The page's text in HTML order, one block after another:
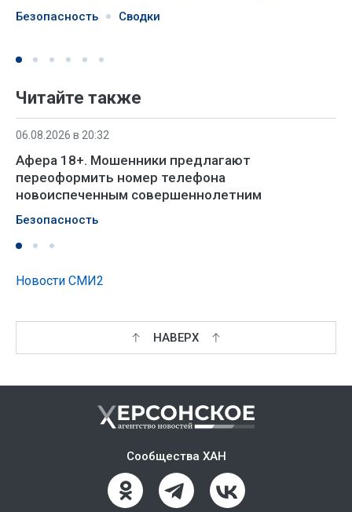
Безопасность Сводки
Читайте также
06.08.2026 в 20:32
Афера 18+. Мошенники предлагают
переоформить номер телефона
новоиспеченным совершеннолетним
Безопасность
Новости СМИ2
НАВЕРХ
Сообщества ХАН